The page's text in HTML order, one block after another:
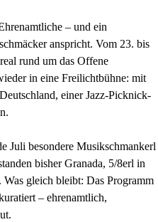
– und ein
anspricht. Vom 23. bis
rund um das Offene
in eine Freilichtbühne: mit
einer Jazz-Picknick-
Juli besondere Musikschmankerl
bisher Granada, 5/8erl in
gleich bleibt: Das Programm
– ehrenamtlich,